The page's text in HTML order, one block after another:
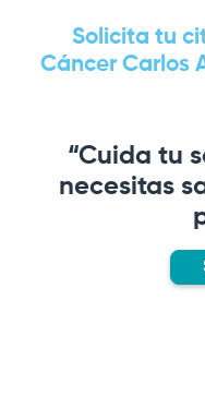
Solicita tu
Cáncer Carlos
“Cuida tu
necesitas